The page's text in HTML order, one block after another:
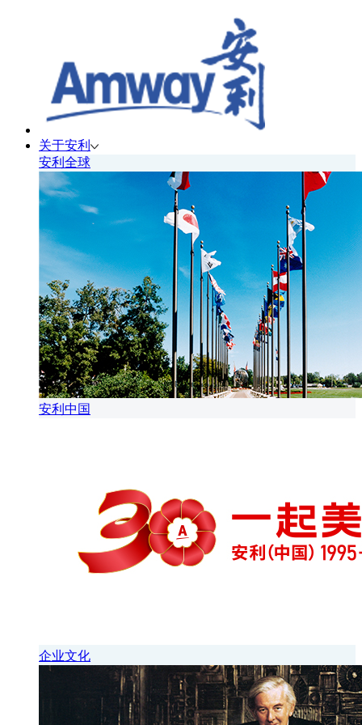
关于安利
安利全球
安利中国
企业文化